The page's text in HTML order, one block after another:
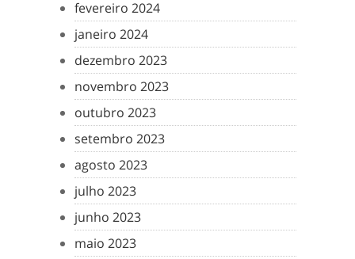
fevereiro 2024
janeiro 2024
dezembro 2023
novembro 2023
outubro 2023
setembro 2023
agosto 2023
julho 2023
junho 2023
maio 2023